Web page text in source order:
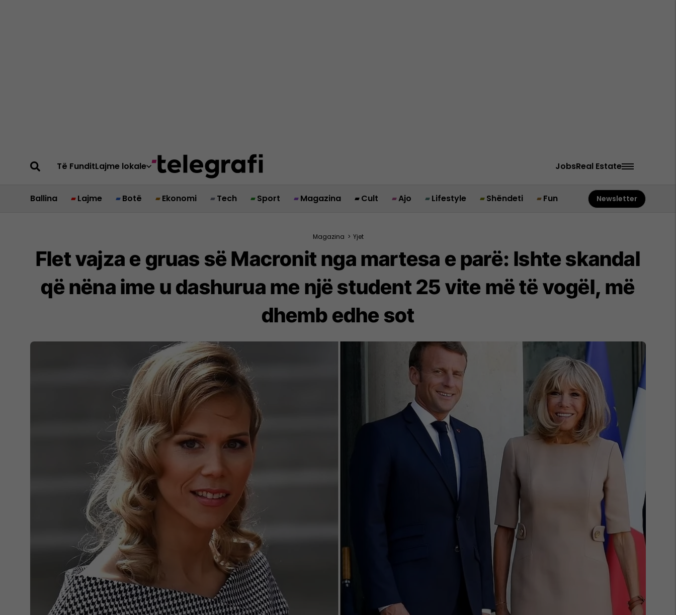
Të FunditLajme lokale JobsReal Estate
Ballina Lajme Botë Ekonomi Tech Sport Magazina Cult Ajo Lifestyle Shëndeti Fun Newsletter
Magazina > Yjet
Flet vajza e gruas së Macronit nga martesa e parë: Ishte skandal
që nëna ime u dashurua me një student 25 vite më të vogël, më
dhemb edhe sot